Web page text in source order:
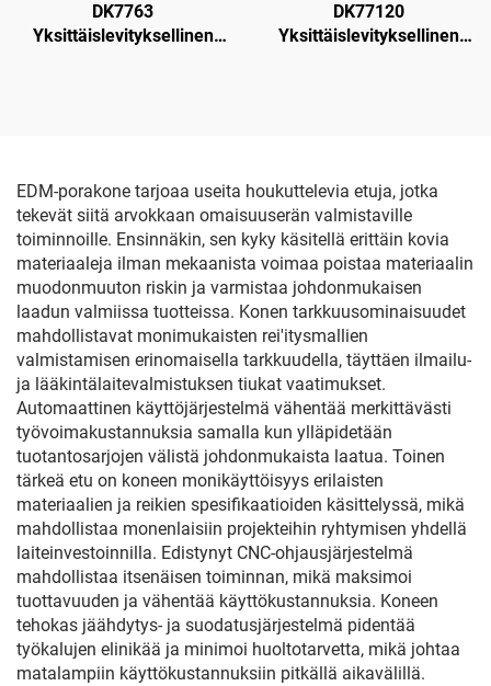
DK7763
Yksittäislevityksellinen
DK77120
Yksittäislevityksellinen
EDM-porakone tarjoaa useita houkuttelevia etuja, jotka
tekevät siitä arvokkaan omaisuuserän valmistaville
toiminnoille. Ensinnäkin, sen kyky käsitellä erittäin kovia
materiaaleja ilman mekaanista voimaa poistaa materiaalin
muodonmuuton riskin ja varmistaa johdonmukaisen
laadun valmiissa tuotteissa. Konen tarkkuusominaisuudet
mahdollistavat monimukaisten rei'itysmallien
valmistamisen erinomaisella tarkkuudella, täyttäen ilmailu-
ja lääkintälaitevalmistuksen tiukat vaatimukset.
Automaattinen käyttöjärjestelmä vähentää merkittävästi
työvoimakustannuksia samalla kun ylläpidetään
tuotantosarjojen välistä johdonmukaista laatua. Toinen
tärkeä etu on koneen monikäyttöisyys erilaisten
materiaalien ja reikien spesifikaatioiden käsittelyssä, mikä
mahdollistaa monenlaisiin projekteihin ryhtymisen yhdellä
laiteinvestoinnilla. Edistynyt CNC-ohjausjärjestelmä
mahdollistaa itsenäisen toiminnan, mikä maksimoi
tuottavuuden ja vähentää käyttökustannuksia. Koneen
tehokas jäähdytys- ja suodatusjärjestelmä pidentää
työkalujen elinikää ja minimoi huoltotarvetta, mikä johtaa
matalampiin käyttökustannuksiin pitkällä aikavälillä.